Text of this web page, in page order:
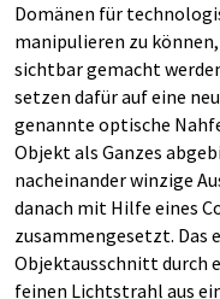
Domänen für
manipulieren zu
sichtbar gemacht
setzen dafür auf eine
genannte optische
Objekt als Ganzes
nacheinander winzige
danach mit Hilfe eines
zusammengesetzt. Das
Objektausschnitt durch
feinen Lichtstrahl aus